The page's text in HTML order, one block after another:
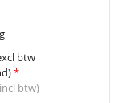
btw
*
btw)